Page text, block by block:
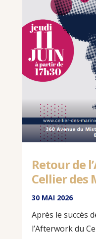
Retour de
Cellier des
30 MAI 2026
Après le succès
l’Afterwork du